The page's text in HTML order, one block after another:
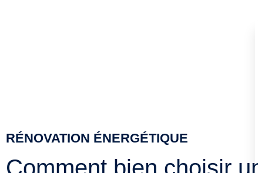
RÉNOVATION ÉNERGÉTIQUE
Comment bien choisir